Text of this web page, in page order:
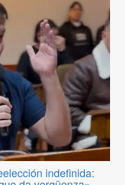
indefinida: